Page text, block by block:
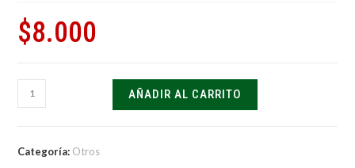
$8.000
AÑADIR AL CARRITO
Categoría: Otros